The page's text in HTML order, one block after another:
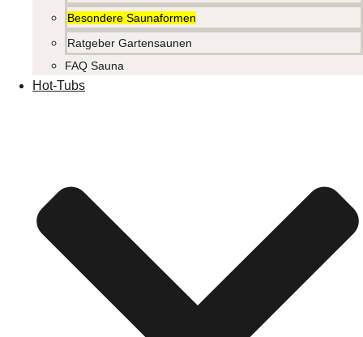
Besondere Saunaformen
Ratgeber Gartensaunen
FAQ Sauna
Hot-Tubs